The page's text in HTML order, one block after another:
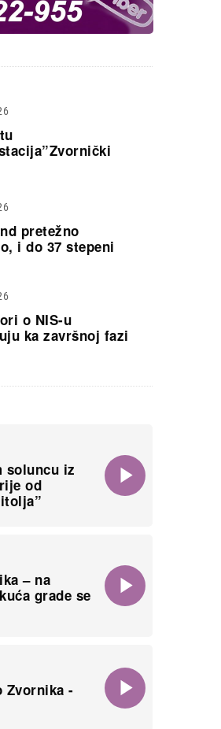
pretežno
i do 37 stepeni
o NIS-u
ka završnoj fazi
soluncu iz
od
– na
grade se
Zvornika -